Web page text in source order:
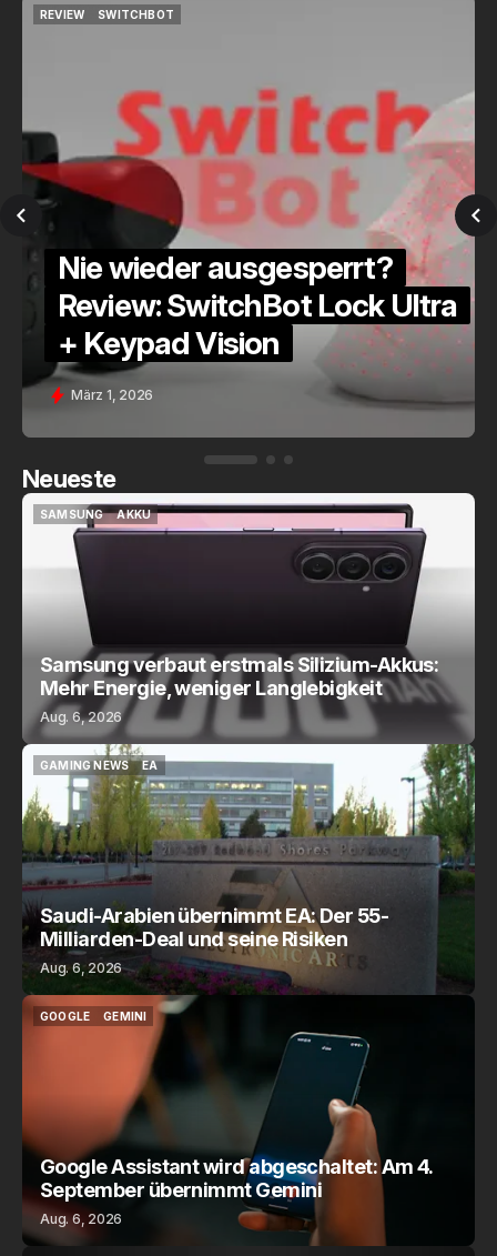
REVIEW
SWITCHBOT
Nie wieder ausgesperrt?
Review: SwitchBot Lock Ultra
+ Keypad Vision
März 1, 2026
Neueste
SAMSUNG
SAMSUNG
AKKU
AKKU
Samsung verbaut erstmals Silizium-Akkus:
Mehr Energie, weniger Langlebigkeit
Aug. 6, 2026
GAMING NEWS
GAMING NEWS
EA
EA
Saudi-Arabien übernimmt EA: Der 55-
Milliarden-Deal und seine Risiken
Aug. 6, 2026
GOOGLE
GEMINI
Google Assistant wird abgeschaltet: Am 4.
September übernimmt Gemini
Aug. 6, 2026